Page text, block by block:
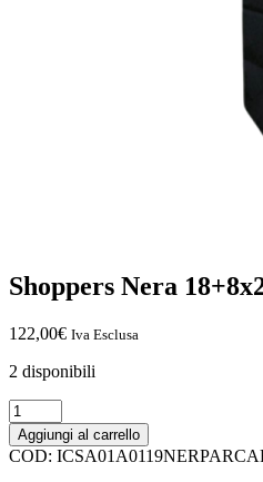
Shoppers Nera
122,00€ Iva Esclusa
2 disponibili
Aggiungi al carrello
COD: